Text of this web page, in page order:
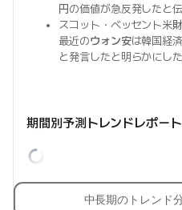
円の価値が急反発したと伝
スコット・ベッセント米
最近のウォン安は韓国経
と発言したと明らかにした
期間別予測トレンドレポート
中長期のトレンド